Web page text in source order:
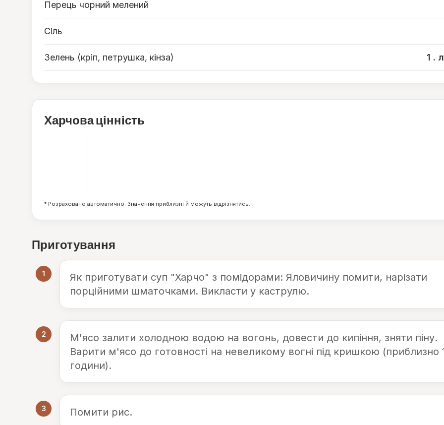
Перець чорний мелений
Сіль
Зелень (кріп, петрушка, кінза) 1 .
Харчова цінність
* Розраховано автоматично. Значення приблизні й можуть відрізнятись.
Приготування
1
Як приготувати суп "Харчо" з помідорами: Яловичину помити, нарізати
порційними шматочками. Викласти у каструлю.
2
М'ясо залити холодною водою на вогонь, довести до кипіння, зняти піну.
Варити м'ясо до готовності на невеликому вогні під кришкою (приблизно
години).
3 Помити рис.